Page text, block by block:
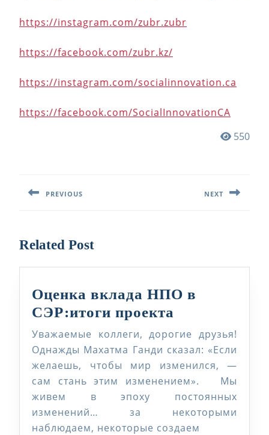
https://instagram.com/zubr.zubr
https://facebook.com/zubr.kz/
https://instagram.com/socialinnovation.ca
https://facebook.com/SocialInnovationCA
550
записям
PREVIOUS NEXT
Related Post
Оценка вклада НПО в
СЭР:итоги проекта
вклада
НПО
в
СЭР:итоги
проекта
Уважаемые коллеги, дорогие друзья!
Однажды Махатма Ганди сказал: «Если
желаешь, чтобы мир изменился, —
сам стань этим изменением». Мы
живем в эпоху постоянных
изменений… за некоторыми
наблюдаем, некоторые создаем